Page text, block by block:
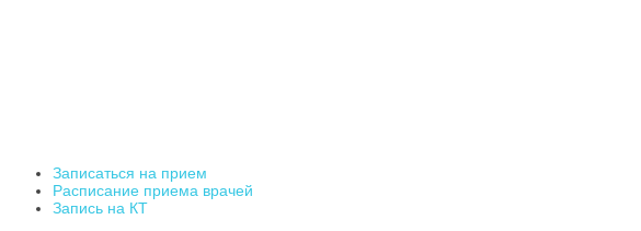
Записаться на прием
Расписание приема врачей
Запись на КТ